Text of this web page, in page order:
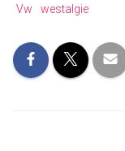
Vw
westalgie